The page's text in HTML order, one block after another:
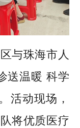
与珠海市人
送温暖 科学
活动现场，
将优质医疗